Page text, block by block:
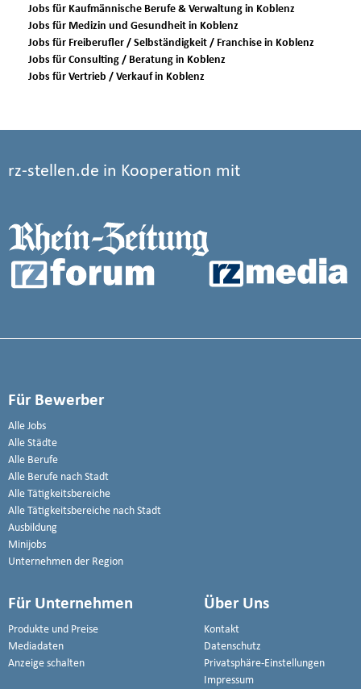
Jobs für Kaufmännische Berufe & Verwaltung in Koblenz
Jobs für Medizin und Gesundheit in Koblenz
Jobs für Freiberufler / Selbständigkeit / Franchise in Koblenz
Jobs für Consulting / Beratung in Koblenz
Jobs für Vertrieb / Verkauf in Koblenz
rz-stellen.de in Kooperation mit
Für Bewerber
Alle Jobs
Alle Städte
Alle Berufe
Alle Berufe nach Stadt
Alle Tätigkeitsbereiche
Alle Tätigkeitsbereiche nach Stadt
Ausbildung
Minijobs
Unternehmen der Region
Für Unternehmen
Produkte und Preise
Mediadaten
Anzeige schalten
Über Uns
Kontakt
Datenschutz
Privatsphäre-Einstellungen
Impressum